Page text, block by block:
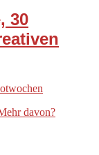
30
davon?